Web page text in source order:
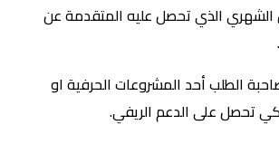
الشهري الذي تحصل عليه المتقدمة عن
الطلب أحد المشروعات الحرفية او
لكي تحصل على الدعم الريفي.